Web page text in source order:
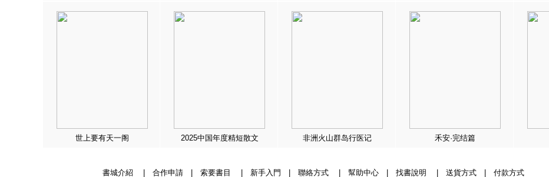
世上要有天一阁 2025中国年度精短散文 非洲火山群岛行医记 禾安·完结篇
書城介紹 合作申請| 索要書目 新手入門 聯絡方式| 幫助中心| 找書說明 送貨方式| 付款方式